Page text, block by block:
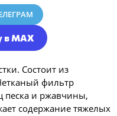
в MAX
Состоит из
фильтр
песка и ржавчины,
содержание тяжелых